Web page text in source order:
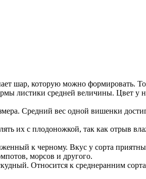
шар, которую можно формировать.
листики средней величины. Цвет у
Средний вес одной вишенки
их с плодоножкой, так как
к черному. Вкус у сорта
морсов и другого.
Относится к среднеранним